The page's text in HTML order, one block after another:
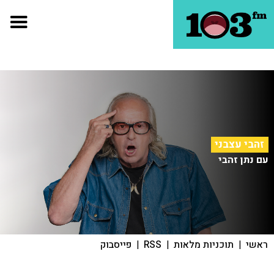
זהבי עצבני
עם נתן זהבי
ראשי | תוכניות מלאות |
RSS
| פייסבוק